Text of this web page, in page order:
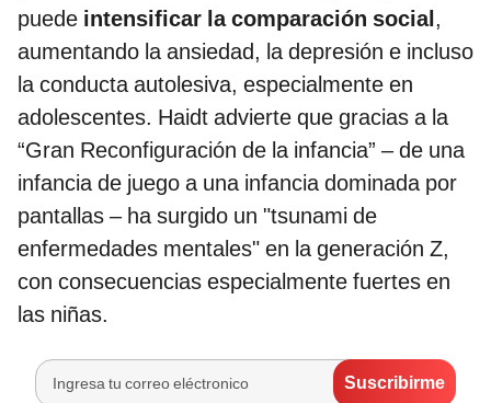
puede intensificar la comparación social,
aumentando la ansiedad, la depresión e incluso
la conducta autolesiva, especialmente en
adolescentes. Haidt advierte que gracias a la
“Gran Reconfiguración de la infancia” – de una
infancia de juego a una infancia dominada por
pantallas – ha surgido un "tsunami de
enfermedades mentales" en la generación Z,
con consecuencias especialmente fuertes en
las niñas.